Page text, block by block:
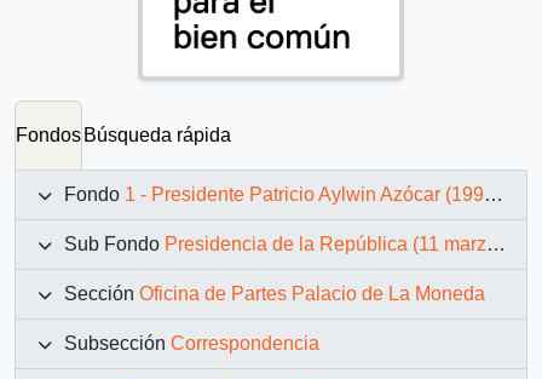
Fondos Búsqueda rápida
Fondo 1 - Presidente Patricio Aylwin Azócar (1990-1994)
Sub Fondo Presidencia de la República (11 marzo 1990 – 11 marzo 1994)
Sección Oficina de Partes Palacio de La Moneda
Subsección Correspondencia